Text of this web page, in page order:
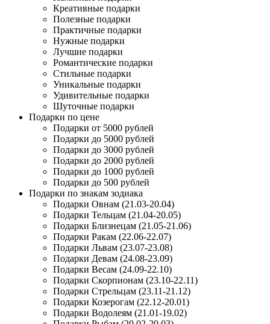
Креативные подарки
Полезные подарки
Практичные подарки
Нужные подарки
Лучшие подарки
Романтические подарки
Стильные подарки
Уникальные подарки
Удивительные подарки
Шуточные подарки
Подарки по цене
Подарки от 5000 рублей
Подарки до 5000 рублей
Подарки до 3000 рублей
Подарки до 2000 рублей
Подарки до 1000 рублей
Подарки до 500 рублей
Подарки по знакам зодиака
Подарки Овнам (21.03-20.04)
Подарки Тельцам (21.04-20.05)
Подарки Близнецам (21.05-21.06)
Подарки Ракам (22.06-22.07)
Подарки Львам (23.07-23.08)
Подарки Девам (24.08-23.09)
Подарки Весам (24.09-22.10)
Подарки Скорпионам (23.10-22.11)
Подарки Стрельцам (23.11-21.12)
Подарки Козерогам (22.12-20.01)
Подарки Водолеям (21.01-19.02)